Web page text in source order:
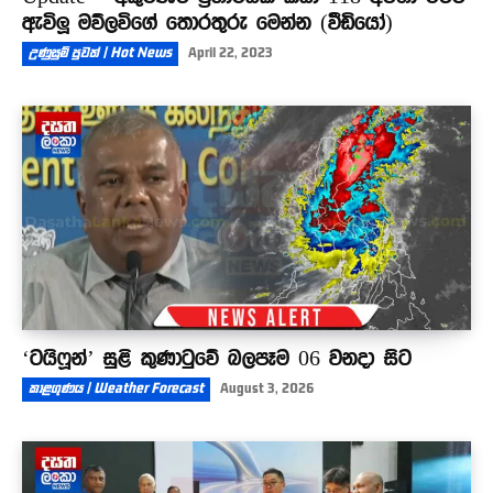
ඇවිලූ මව්ලවිගේ තොරතුරු මෙන්න (වීඩියෝ)
උණුසුම් පුවත් | Hot News April 22, 2023
‘ටයිෆූන්’ සුළි කුණාටුවේ බලපෑම 06 වනදා සිට
කාළගුණය | Weather Forecast August 3, 2026